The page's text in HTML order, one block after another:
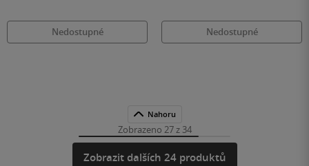
Nedostupné Nedostupné
Nahoru
Zobrazeno 27 z 34
Zobrazit dalších 24 produktů